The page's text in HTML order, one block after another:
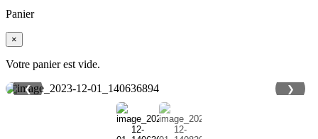
Panier
×
Votre panier est vide.
❮ ❯